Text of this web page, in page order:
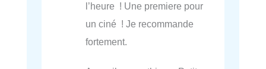
l’heure ! Une premiere pour
un ciné ! Je recommande
fortement.